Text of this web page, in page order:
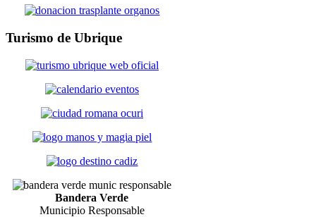
Turismo de Ubrique
Bandera Verde
Municipio Responsable